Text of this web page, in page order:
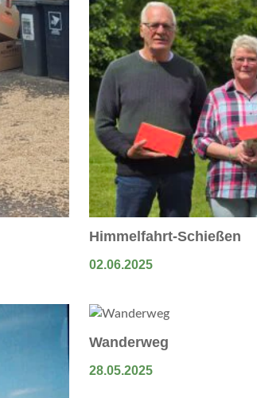
Himmelfahrt-Schießen
02.06.2025
Wanderweg
28.05.2025